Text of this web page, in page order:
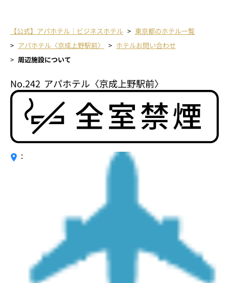
【公式】アパホテル｜ビジネスホテル
東京都のホテル一覧
アパホテル〈京成上野駅前〉
ホテルお問い合わせ
周辺施設について
No.242 アパホテル〈京成上野駅前〉
：